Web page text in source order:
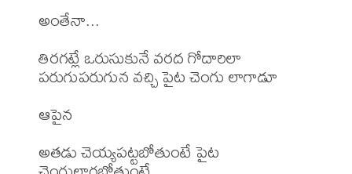
అంతేనా...
తిరగట్లే ఒరుసుకునే వరద గోదారిలా
పరుగుపరుగున వచ్చి పైట చెంగు లాగాడూ
ఆపైన
అతడు చెయ్యపట్టబోతుంటే పైట